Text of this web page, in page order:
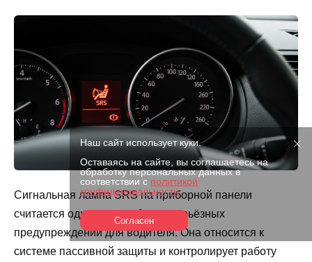
Сигнальная лампа SRS на приборной панели
считается одним из наиболее серьёзных
предупреждений для водителя. Она относится к
системе пассивной защиты и контролирует работу
Наш сайт использует куки.
Оставаясь на сайте, вы соглашаетесь на
обработку персональных данных в
соответствии с политикой
конфиденциальности
Согласен